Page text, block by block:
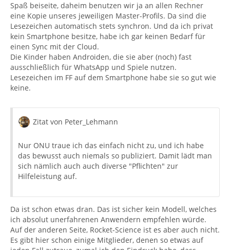
Spaß beiseite, daheim benutzen wir ja an allen Rechner
eine Kopie unseres jeweiligen Master-Profils. Da sind die
Lesezeichen automatisch stets synchron. Und da ich privat
kein Smartphone besitze, habe ich gar keinen Bedarf für
einen Sync mit der Cloud.
Die Kinder haben Androiden, die sie aber (noch) fast
ausschließlich für WhatsApp und Spiele nutzen.
Lesezeichen im FF auf dem Smartphone habe sie so gut wie
keine.
Zitat von Peter_Lehmann
Nur ONU traue ich das einfach nicht zu, und ich habe
das bewusst auch niemals so publiziert. Damit lädt man
sich nämlich auch auch diverse "Pflichten" zur
Hilfeleistung auf.
Da ist schon etwas dran. Das ist sicher kein Modell, welches
ich absolut unerfahrenen Anwendern empfehlen würde.
Auf der anderen Seite, Rocket-Science ist es aber auch nicht.
Es gibt hier schon einige Mitglieder, denen so etwas auf